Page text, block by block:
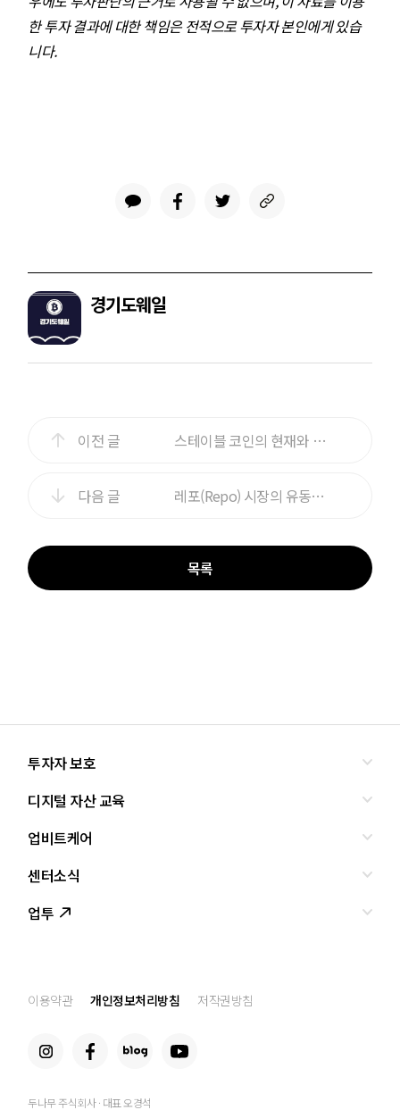
한 투자 결과에 대한 책임은 전적으로 투자자 본인에게 있습
니다.
경기도웨일
이전 글 스테이블 코인의 현재와 미래(1)
다음 글 레포(Repo) 시장의 유동성 메커니즘 이해하기(1)
목록
투자자 보호
올바른 투자란?
투자사기 유형과 예방
업비트 보호조치
디지털 자산 교육
교육
조사·연구
업비트케어
서비스안내
서비스신청
센터소식
인사말
공지사항
업투
이용약관 개인정보처리방침 저작권방침
두나무 주식회사 · 대표 오경석